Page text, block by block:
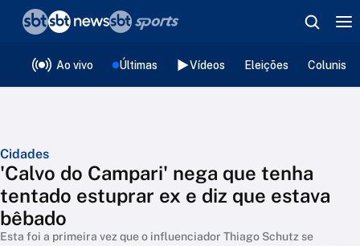
Ao vivo Últimas Vídeos Eleições
Cidades
'Calvo do Campari' nega que tenha
tentado estuprar ex e diz que estava
bêbado
Esta foi a primeira vez que o influenciador Thiago Schutz se
❮voltar
Editorias